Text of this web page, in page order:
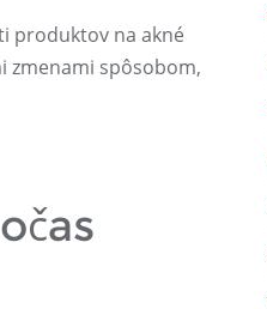
produktov na akné
zmenami spôsobom,